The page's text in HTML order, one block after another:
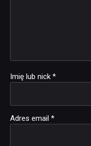
Imię lub nick *
Adres email *